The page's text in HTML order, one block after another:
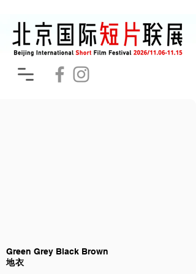
Green Grey Black Brown
地衣